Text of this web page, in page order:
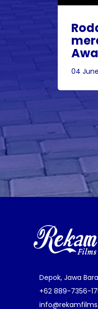
04
Depok, Jawa
+62 889-7356-